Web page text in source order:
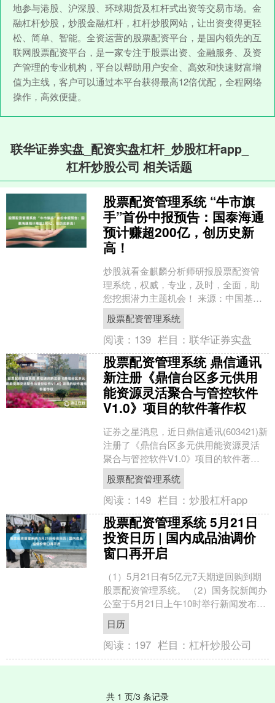
地参与港股、沪深股、环球期货及杠杆式出资等交易市场。金
融杠杆炒股，炒股金融杠杆，杠杆炒股网站，让出资变得更轻
松、简单、智能。全资运营的股票配资平台，是国内领先的互
联网股票配资平台，是一家专注于股票出资、金融服务、及资
产管理的专业机构，平台以帮助用户安全、高效和快速财富增
值为主线，客户可以通过本平台获得最高12倍优配，全程网络
操作，高效便捷。
联华证券实盘_配资实盘杠杆_炒股杠杆app_
杠杆炒股公司 相关话题
股票配资管理系统 “牛市旗
手”首份中报预告：国泰海通
预计赚超200亿，创历史新
高！
炒股就看金麒麟分析师研报股票配资管
理系统，权威，专业，及时，全面，助
您挖掘潜力主题机会！ 来源：中国基金
报 “牛市旗手”首份中报预告：国泰海通预
计赚超200亿，....
股票配资管理系统
阅读： 139 栏目：联华证券实盘
股票配资管理系统 鼎信通讯
新注册《鼎信台区多元供用
能资源灵活聚合与管控软件
V1.0》项目的软件著作权
证券之星消息，近日鼎信通讯(603421)新
注册了《鼎信台区多元供用能资源灵活
聚合与管控软件V1.0》项目的软件著作
权。今年以来鼎信通讯新注册软件著作
权28个，....
股票配资管理系统
阅读： 149 栏目：炒股杠杆app
股票配资管理系统 5月21日
投资日历 | 国内成品油调价
窗口再开启
（1）5月21日有5亿元7天期逆回购到期
股票配资管理系统。 （2）国务院新闻办
公室于5月21日上午10时举行新闻发布
会，介绍规范涉企行政执法专项行动有
关情况，并....
日历
阅读： 197 栏目：杠杆炒股公司
共 1 页/3 条记录